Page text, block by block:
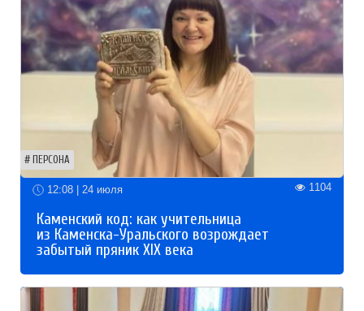
ПЕРСОНА
12:08 | 24 июля 1104
Каменский код: как учительница
из Каменска-Уральского возрождает
забытый пряник XIX века